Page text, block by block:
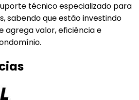
técnico especializado para
sabendo que estão investindo
agrega valor, eficiência e